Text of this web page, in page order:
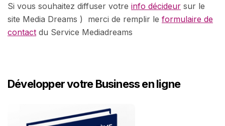
Si vous souhaitez diffuser votre info décideur sur le
site Media Dreams ) merci de remplir le formulaire de
contact du Service Mediadreams
Développer votre Business en ligne